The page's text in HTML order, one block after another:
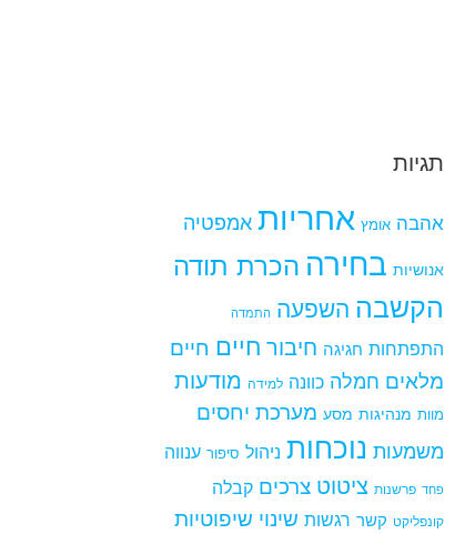
תגיות
אהבה אומץ אחריות אמפטיה
אנושיות בחירה הכרת תודה
הקשבה השפעה התמדה
התפתחות חגיגה חיבור חיים חיים
מלאים חמלה כוונה למידה מודעות
מוות מנהיגות מסע מערכת יחסים
משמעות נוכחות ניהול סיפור ענווה
פחד פרשנות ציטוט צרכים קבלה
קונפליקט קשר רגשות שינוי שיפוטיות